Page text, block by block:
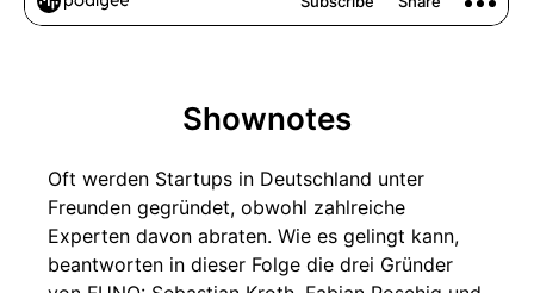
Shownotes
Oft werden Startups in Deutschland unter
Freunden gegründet, obwohl zahlreiche
Experten davon abraten. Wie es gelingt kann,
beantworten in dieser Folge die drei Gründer